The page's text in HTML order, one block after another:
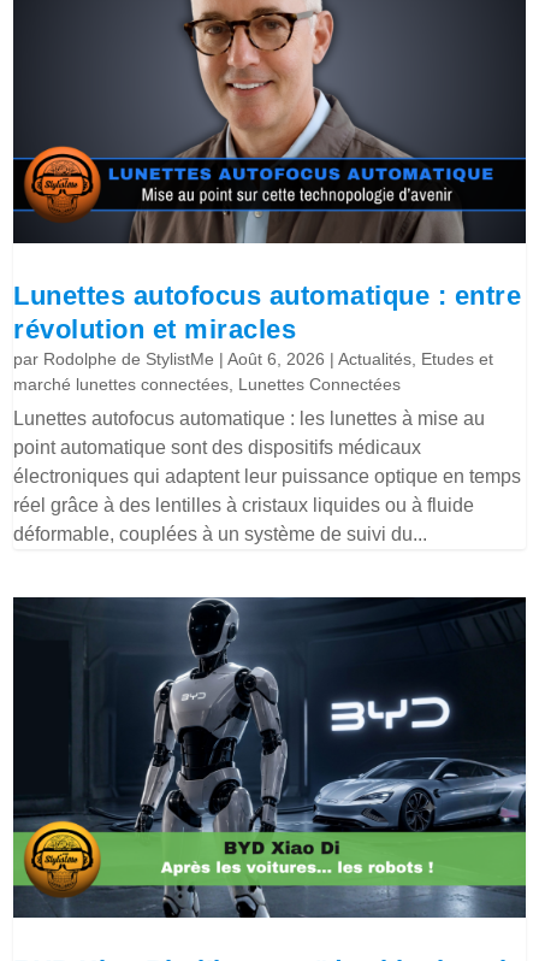
Lunettes autofocus automatique : entre
révolution et miracles
par Rodolphe de StylistMe |Août 6, 2026 |Actualités Etudes et
marché lunettes connectées Lunettes Connectées
Lunettes autofocus automatique : les lunettes à mise au
point automatique sont des dispositifs médicaux
électroniques qui adaptent leur puissance optique en temps
réel grâce à des lentilles à cristaux liquides ou à fluide
déformable, couplées à un système de suivi du...